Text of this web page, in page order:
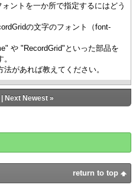
ントを一か所で指定するにはどう
の文字のフォント（font-
や "RecordGrid"といった部品を
があれば教えてください。
Next Newest»
return to top